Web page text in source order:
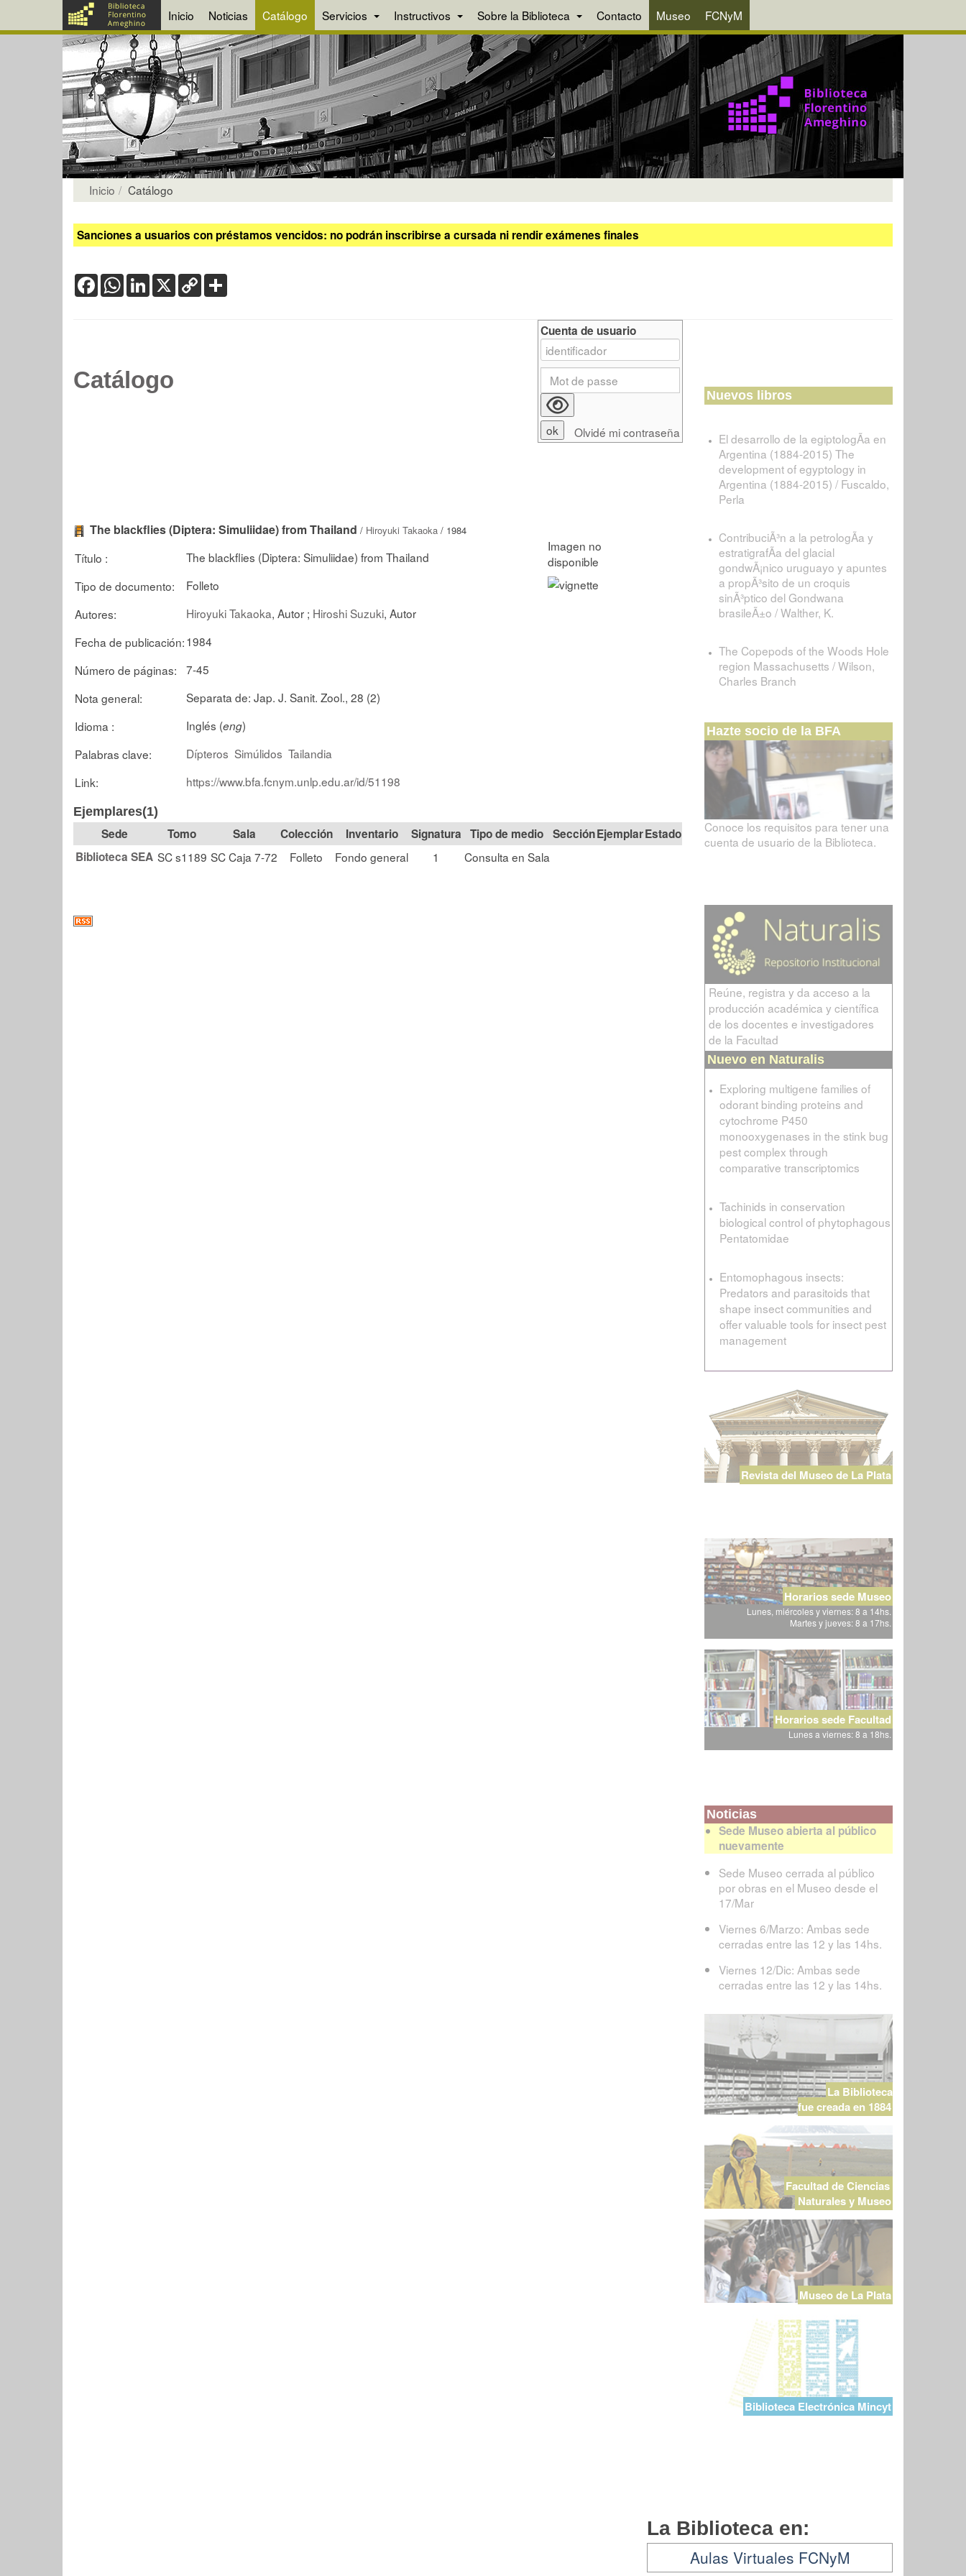
Inicio Noticias Catálogo Servicios Instructivos Sobre la Biblioteca Contacto Museo FCNyM
Inicio Catálogo
Sanciones a usuarios con préstamos vencidos: no podrán inscribirse a cursada ni rendir exámenes finales
FacebookWhatsApp
LinkedIn
X Copy
Link
Catálogo
The blackflies (Diptera: Simuliidae) from Thailand / Hiroyuki Takaoka / 1984
Título :
The blackflies (Diptera: Simuliidae) from Thailand
Tipo de documento:
Folleto
Autores:
Hiroyuki Takaoka, Autor ; Hiroshi Suzuki, Autor
Fecha de publicación:1984
Número de páginas:
7-45
Nota general:
Separata de: Jap. J. Sanit. Zool., 28 (2)
Idioma :
Inglés (eng)
Palabras clave:
Dípteros Simúlidos Tailandia
Link:
https://www.bfa.fcnym.unlp.edu.ar/id/51198
Ejemplares(1)
Tomo Sala Colección Signatura Tipo de medio Sección
Estado
Biblioteca SEA SC s1189 SC Caja 7-72 Folleto Fondo general 1 Consulta en Sala
Cuenta de usuario
Olvidé mi contraseña
Nuevos libros
El desarrollo de la egiptologÃ­a en
Argentina (1884-2015) The
development of egyptology in
Argentina (1884-2015) / Fuscaldo,
Perla
ContribuciÃ³n a la petrologÃ­a y
estratigrafÃ­a del glacial
gondwÃ¡nico uruguayo y apuntes
a propÃ³sito de un croquis
sinÃ³ptico del Gondwana
brasileÃ±o / Walther, K.
The Copepods of the Woods Hole
region Massachusetts / Wilson,
Charles Branch
Hazte socio de la BFA
Conoce los requisitos para tener una
cuenta de usuario de la Biblioteca.
Reúne, registra y da acceso a la
producción académica y científica
de los docentes e investigadores
de la Facultad
Nuevo en Naturalis
Exploring multigene families of
odorant binding proteins and
cytochrome P450
monooxygenases in the stink bug
pest complex through
comparative transcriptomics
Tachinids in conservation
biological control of phytophagous
Pentatomidae
Entomophagous insects:
Predators and parasitoids that
shape insect communities and
offer valuable tools for insect pest
management
Revista del Museo de La Plata
Horarios sede Museo
Lunes, miércoles y viernes: 8 a 14hs.
Martes y jueves: 8 a 17hs.
Horarios sede Facultad
Lunes a viernes: 8 a 18hs.
Noticias
Sede Museo abierta al público
nuevamente
Sede Museo cerrada al público
por obras en el Museo desde el
17/Mar
Viernes 6/Marzo: Ambas sede
cerradas entre las 12 y las 14hs.
Viernes 12/Dic: Ambas sede
cerradas entre las 12 y las 14hs.
La Biblioteca
fue creada en 1884
Facultad de Ciencias
Naturales y Museo
Museo de La Plata
Biblioteca Electrónica Mincyt
La Biblioteca en:
Aulas Virtuales FCNyM